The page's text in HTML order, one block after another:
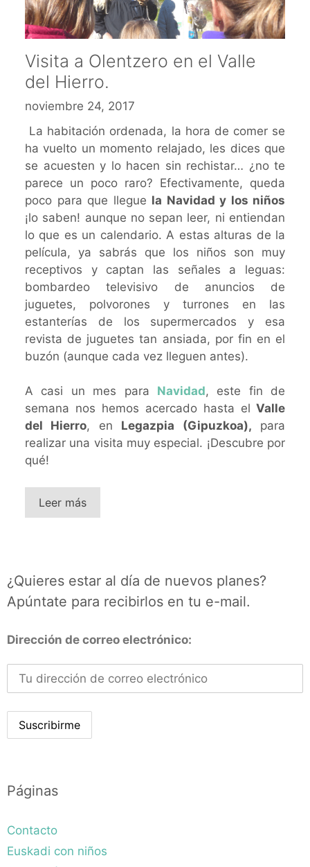
Visita a Olentzero en el Valle
del Hierro.
noviembre 24, 2017
La habitación ordenada, la hora de comer se
ha vuelto un momento relajado, les dices que
se acuesten y lo hacen sin rechistar… ¿no te
parece un poco raro? Efectivamente, queda
poco para que llegue la Navidad y los niños
¡lo saben! aunque no sepan leer, ni entiendan
lo que es un calendario. A estas alturas de la
película, ya sabrás que los niños son muy
receptivos y captan las señales a leguas:
bombardeo televisivo de anuncios de
juguetes, polvorones y turrones en las
estanterías de los supermercados y esa
revista de juguetes tan ansiada, por fin en el
buzón (aunque cada vez lleguen antes).
A casi un mes para Navidad, este fin de
semana nos hemos acercado hasta el Valle
del Hierro, en Legazpia (Gipuzkoa), para
realizar una visita muy especial. ¡Descubre por
qué!
Leer más
¿Quieres estar al día de nuevos planes?
Apúntate para recibirlos en tu e-mail.
Dirección de correo electrónico:
Páginas
Contacto
Euskadi con niños